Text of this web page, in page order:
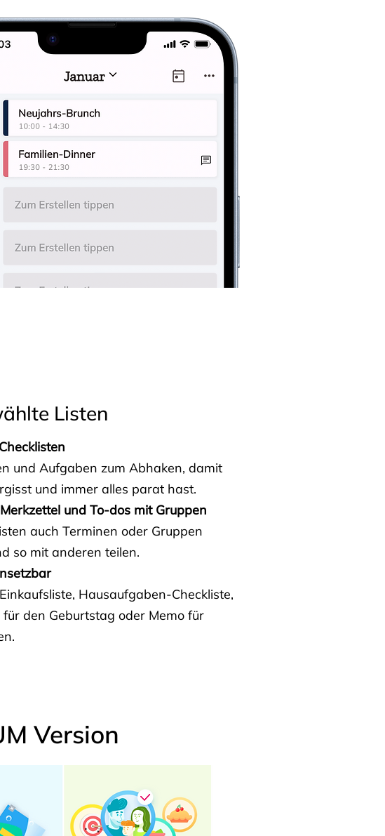
Listen
und Aufgaben zum Abhaken, damit
und immer alles parat hast.
und To-dos mit Gruppen
auch Terminen oder Gruppen
so mit anderen teilen.
Hausaufgaben-Checkliste,
den Geburtstag oder Memo für
Version